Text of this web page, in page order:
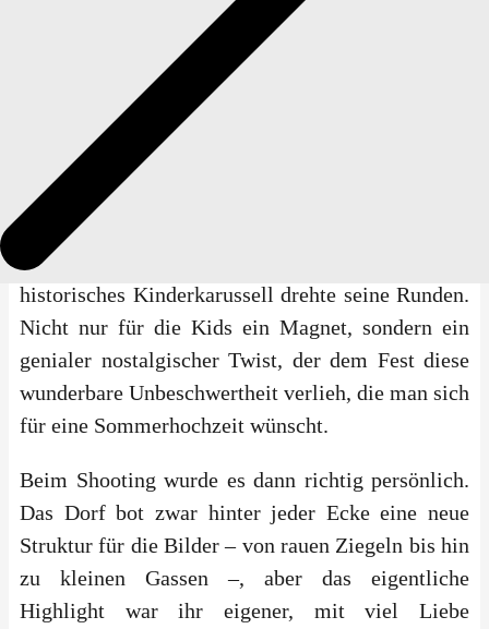
den urigen Mauern der historischen Gebäude war
der Moment extrem greifbar und intim. Es hatte
nichts von einer steifen Behördennummer;
vielmehr fühlte es sich an, als würde man in
einem gemütlichen Wohnzimmer den Grundstein
für die Zukunft legen.
Draußen wartete dann ein echtes Kuriosum, das
den Nachmittag sofort auflockerte: Ein
historisches Kinderkarussell drehte seine Runden.
Nicht nur für die Kids ein Magnet, sondern ein
genialer nostalgischer Twist, der dem Fest diese
wunderbare Unbeschwertheit verlieh, die man sich
für eine Sommerhochzeit wünscht.
Beim Shooting wurde es dann richtig persönlich.
Das Dorf bot zwar hinter jeder Ecke eine neue
Struktur für die Bilder – von rauen Ziegeln bis hin
zu kleinen Gassen –, aber das eigentliche
Highlight war ihr eigener, mit viel Liebe